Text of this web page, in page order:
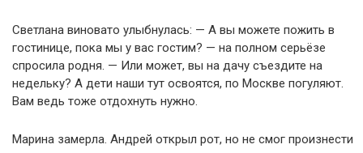
Светлана виновато улыбнулась: — А вы можете пожить в
гостинице, пока мы у вас гостим? — на полном серьёзе
спросила родня. — Или может, вы на дачу съездите на
недельку? А дети наши тут освоятся, по Москве погуляют.
Вам ведь тоже отдохнуть нужно.
Марина замерла. Андрей открыл рот, но не смог произнести